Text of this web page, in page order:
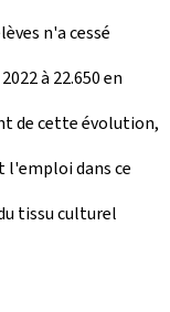
n'a cessé
à 22.650 en
de cette évolution,
dans ce
tissu culturel